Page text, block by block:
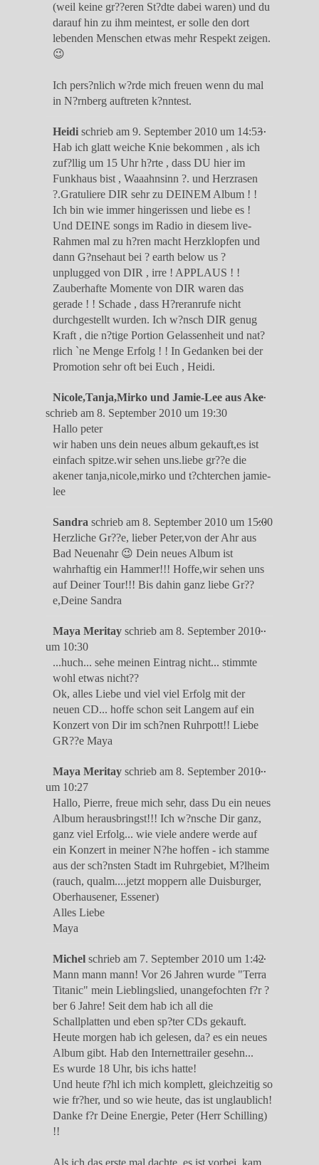
(weil keine gr??eren St?dte dabei waren) und du
darauf hin zu ihm meintest, er solle den dort
lebenden Menschen etwas mehr Respekt zeigen.
😉
Ich pers?nlich w?rde mich freuen wenn du mal
in N?rnberg auftreten k?nntest.
Heidischrieb am 9. September 2010 um 14:53
Hab ich glatt weiche Knie bekommen , als ich
zuf?llig um 15 Uhr h?rte , dass DU hier im
Funkhaus bist , Waaahnsinn ?. und Herzrasen
?.Gratuliere DIR sehr zu DEINEM Album ! !
Ich bin wie immer hingerissen und liebe es !
Und DEINE songs im Radio in diesem live-
Rahmen mal zu h?ren macht Herzklopfen und
dann G?nsehaut bei ? earth below us ?
unplugged von DIR , irre ! APPLAUS ! !
Zauberhafte Momente von DIR waren das
gerade ! ! Schade , dass H?reranrufe nicht
durchgestellt wurden. Ich w?nsch DIR genug
Kraft , die n?tige Portion Gelassenheit und nat?
rlich `ne Menge Erfolg ! ! In Gedanken bei der
Promotion sehr oft bei Euch , Heidi.
...Diese
Nicole,Tanja,Mirko und Jamie-Lee aus Ake
schrieb am 8. September 2010 um 19:30
Hallo peter
wir haben uns dein neues album gekauft,es ist
einfach spitze.wir sehen uns.liebe gr??e die
akener tanja,nicole,mirko und t?chterchen jamie-
lee
...Diese
Sandraschrieb am 8. September 2010 um 15:00
Herzliche Gr??e, lieber Peter,von der Ahr aus
Bad Neuenahr 😉 Dein neues Album ist
wahrhaftig ein Hammer!!! Hoffe,wir sehen uns
auf Deiner Tour!!! Bis dahin ganz liebe Gr??
e,Deine Sandra
...Diese
Maya Meritayschrieb am 8. September 2010
um 10:30
...huch... sehe meinen Eintrag nicht... stimmte
wohl etwas nicht??
Ok, alles Liebe und viel viel Erfolg mit der
neuen CD... hoffe schon seit Langem auf ein
Konzert von Dir im sch?nen Ruhrpott!! Liebe
GR??e Maya
...Diese
Maya Meritayschrieb am 8. September 2010
um 10:27
Hallo, Pierre, freue mich sehr, dass Du ein neues
Album herausbringst!!! Ich w?nsche Dir ganz,
ganz viel Erfolg... wie viele andere werde auf
ein Konzert in meiner N?he hoffen - ich stamme
aus der sch?nsten Stadt im Ruhrgebiet, M?lheim
(rauch, qualm....jetzt moppern alle Duisburger,
Oberhausener, Essener)
Alles Liebe
Maya
...Diese
Michelschrieb am 7. September 2010 um 1:42
Mann mann mann! Vor 26 Jahren wurde "Terra
Titanic" mein Lieblingslied, unangefochten f?r ?
ber 6 Jahre! Seit dem hab ich all die
Schallplatten und eben sp?ter CDs gekauft.
Heute morgen hab ich gelesen, da? es ein neues
Album gibt. Hab den Internettrailer gesehn...
Es wurde 18 Uhr, bis ichs hatte!
Und heute f?hl ich mich komplett, gleichzeitig so
wie fr?her, und so wie heute, das ist unglaublich!
Danke f?r Deine Energie, Peter (Herr Schilling)
!!
...Diese
ein-/